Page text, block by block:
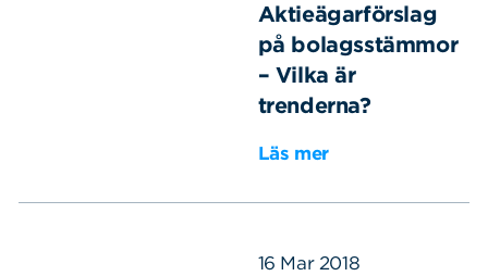
Aktieägarförslag
på bolagsstämmor
– Vilka är
trenderna?
Läs mer
16 Mar 2018